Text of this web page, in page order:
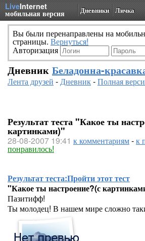
LiveInternet
мобильная версия Дневники Личка
Вы были перенаправлены на
страницы. Вернуться!
Авторизация
Дневник Беладонна-
Лента друзей -Дневник-Полная
Результат теста "Какое ты
картинками)"
28-08-2007 19:41 к комментариям-к
понравилось!
Результат теста:Пройти этот тест
"Какое ты настроение?(с
Пазитифф!
Ты молодец! В нашем мире сложно